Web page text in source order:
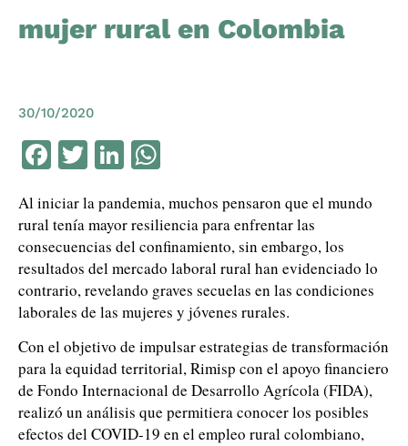
mujer rural en Colombia
30/10/2020
Facebook
TwitterLinkedIn
Al iniciar la pandemia, muchos pensaron que el mundo
rural tenía mayor resiliencia para enfrentar las
consecuencias del confinamiento, sin embargo, los
resultados del mercado laboral rural han evidenciado lo
contrario, revelando graves secuelas en las condiciones
laborales de las mujeres y jóvenes rurales.
Con el objetivo de impulsar estrategias de transformación
para la equidad territorial, Rimisp con el apoyo financiero
de Fondo Internacional de Desarrollo Agrícola (FIDA),
realizó un análisis que permitiera conocer los posibles
efectos del COVID-19 en el empleo rural colombiano,